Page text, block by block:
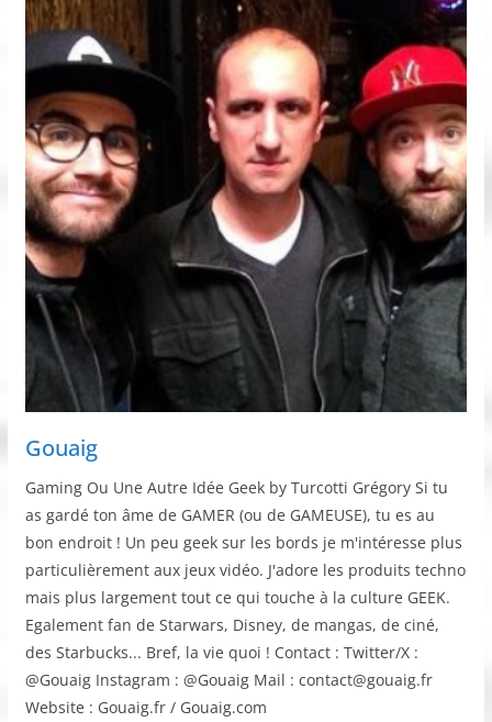
Gouaig
Gaming Ou Une Autre Idée Geek by Turcotti Grégory Si tu
as gardé ton âme de GAMER (ou de GAMEUSE), tu es au
bon endroit ! Un peu geek sur les bords je m'intéresse plus
particulièrement aux jeux vidéo. J'adore les produits techno
mais plus largement tout ce qui touche à la culture GEEK.
Egalement fan de Starwars, Disney, de mangas, de ciné,
des Starbucks... Bref, la vie quoi ! Contact : Twitter/X :
@Gouaig Instagram : @Gouaig Mail : contact@gouaig.fr
Website : Gouaig.fr / Gouaig.com